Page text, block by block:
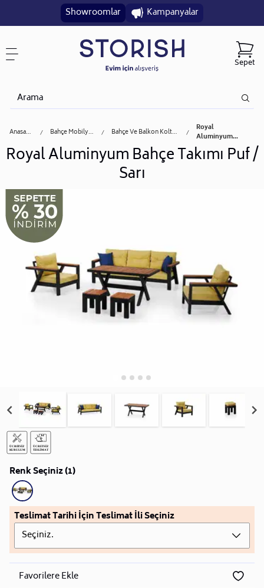
Showroomlar Kampanyalar
Sepet
Anasayfa Bahçe Mobilyası Bahçe Ve Balkon Koltuğu
Royal
Aluminyum...
Royal Aluminyum Bahçe Takımı Puf /
Sarı
Renk Seçiniz (1)
Teslimat Tarihi İçin Teslimat İli Seçiniz
Seçiniz.
Favorilere Ekle